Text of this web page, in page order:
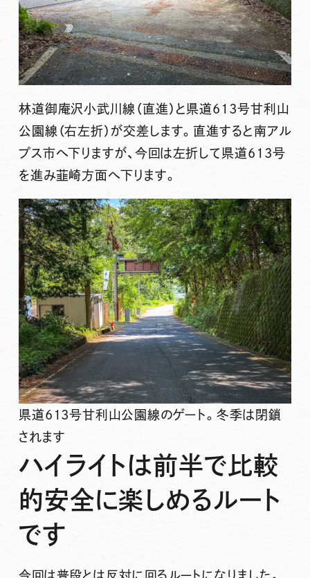
林道御庵沢小武川線（直進）と県道613号甘利山
公園線（右左折）が交差します。直進すると南アル
プス市へ下りますが、今回は左折して県道613号
を進み韮崎方面へ下ります。
県道613号甘利山公園線のゲート。冬季は閉鎖
されます
ハイライトは前半で比較
的安全に楽しめるルート
です
今回は普段とは反対に回るルートになりました。